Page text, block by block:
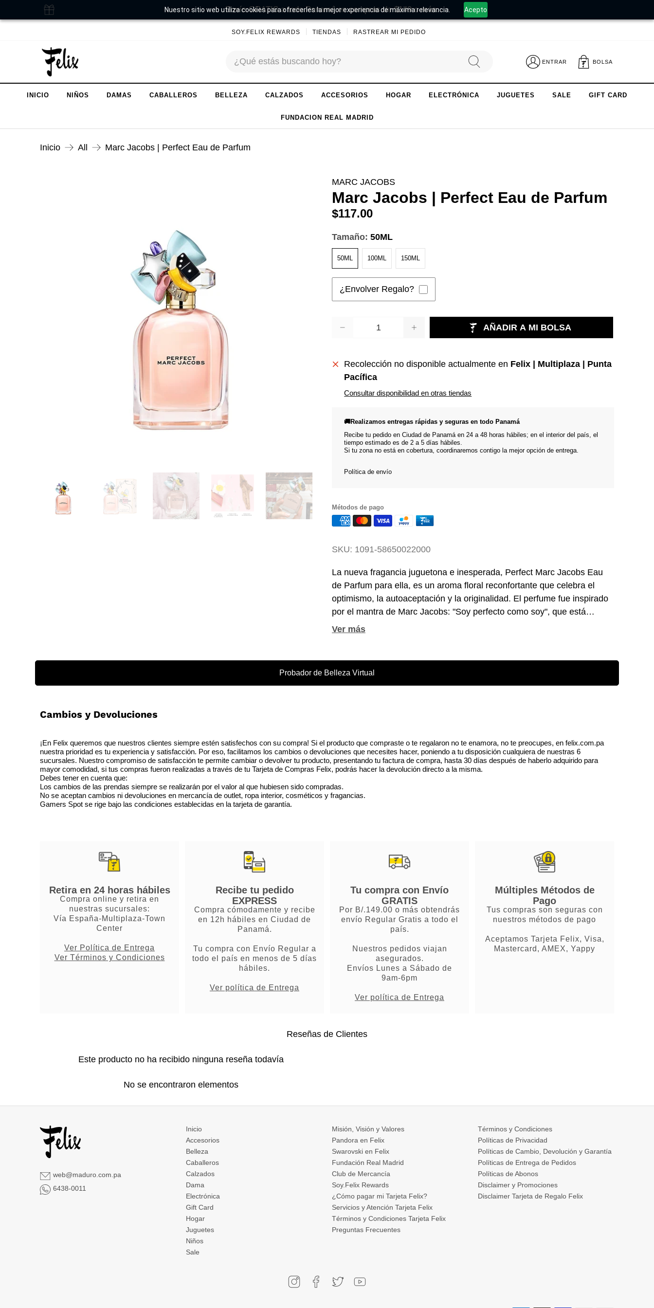
Nuestro sitio web utiliza cookies para ofrecerles la mejor experiencia de máxima relevancia. Acepto
Envío GRATIS a todo Panamá en compras de $149 o más.
SOY.FELIX REWARDS TIENDAS RASTREAR MI PEDIDO
ENTRAR BOLSA
INICIO NIÑOS DAMAS CABALLEROS BELLEZA CALZADOS ACCESORIOS HOGAR ELECTRÓNICA JUGUETES SALE GIFT CARD
FUNDACION REAL MADRID
Inicio All Marc Jacobs | Perfect Eau de Parfum
MARC JACOBS
Marc Jacobs | Perfect Eau de Parfum
$117.00
Tamaño: 50ML
50ML 100ML 150ML
¿Envolver Regalo?
AÑADIR A MI BOLSA
Recolección no disponible actualmente en Felix | Multiplaza | Punta
Pacífica
Consultar disponibilidad en otras tiendas
🚚Realizamos entregas rápidas y seguras en todo Panamá
Recibe tu pedido en Ciudad de Panamá en 24 a 48 horas hábiles; en el interior del país, el
tiempo estimado es de 2 a 5 días hábiles.
Si tu zona no está en cobertura, coordinaremos contigo la mejor opción de entrega.
Política de envío
Métodos de pago
SKU: 1091-58650022000
La nueva fragancia juguetona e inesperada, Perfect Marc Jacobs Eau
de Parfum para ella, es un aroma floral reconfortante que celebra el
optimismo, la autoaceptación y la originalidad. El perfume fue inspirado
por el mantra de Marc Jacobs: "Soy perfecto como soy", que está
simbolizado por un tatuaje de la palabra "perfecto" en su muñeca. Al
suaves. La fragancia se abre con notas jugosas de ruibarbo y narciso
Probador de Belleza Virtual
Cambios y Devoluciones
¡En Felix queremos que nuestros clientes siempre estén satisfechos con su compra! Si el producto que compraste o te regalaron no te enamora, no te preocupes, en felix.com.pa
nuestra prioridad es tu experiencia y satisfacción. Por eso, facilitamos los cambios o devoluciones que necesites hacer, poniendo a tu disposición cualquiera de nuestras 6
sucursales. Nuestro compromiso de satisfacción te permite cambiar o devolver tu producto, presentando tu factura de compra, hasta 30 días después de haberlo adquirido para
mayor comodidad, si tus compras fueron realizadas a través de tu Tarjeta de Compras Felix, podrás hacer la devolución directo a la misma.
Debes tener en cuenta que:
Los cambios de las prendas siempre se realizarán por el valor al que hubiesen sido compradas.
No se aceptan cambios ni devoluciones en mercancía de outlet, ropa interior, cosméticos y fragancias.
Gamers Spot se rige bajo las condiciones establecidas en la tarjeta de garantía.
Retira en 24 horas hábiles
Compra online y retira en
nuestras sucursales:
Vía España-Multiplaza-Town
Center
Ver Política de Entrega
Ver Términos y Condiciones
Recibe tu pedido
EXPRESS
Compra cómodamente y recibe
en 12h hábiles en Ciudad de
Panamá.
Tu compra con Envío Regular a
todo el país en menos de 5 días
hábiles.
Ver política de Entrega
Tu compra con Envío
GRATIS
Por B/.149.00 o más obtendrás
envío Regular Gratis a todo el
país.
Nuestros pedidos viajan
asegurados.
Envíos Lunes a Sábado de
9am-6pm
Ver política de Entrega
Múltiples Métodos de
Pago
Tus compras son seguras con
nuestros métodos de pago
Aceptamos Tarjeta Felix, Visa,
Mastercard, AMEX, Yappy
Reseñas de Clientes
Este producto no ha recibido ninguna reseña todavía
No se encontraron elementos
web@maduro.com.pa
6438-0011
Inicio
Accesorios
Belleza
Caballeros
Calzados
Dama
Electrónica
Gift Card
Hogar
Juguetes
Niños
Sale
Misión, Visión y Valores
Pandora en Felix
Swarovski en Felix
Fundación Real Madrid
Club de Mercancía
Soy.Felix Rewards
¿Cómo pagar mi Tarjeta Felix?
Servicios y Atención Tarjeta Felix
Términos y Condiciones Tarjeta Felix
Preguntas Frecuentes
Términos y Condiciones
Políticas de Privacidad
Políticas de Cambio, Devolución y Garantía
Políticas de Entrega de Pedidos
Políticas de Abonos
Disclaimer y Promociones
Disclaimer Tarjeta de Regalo Felix